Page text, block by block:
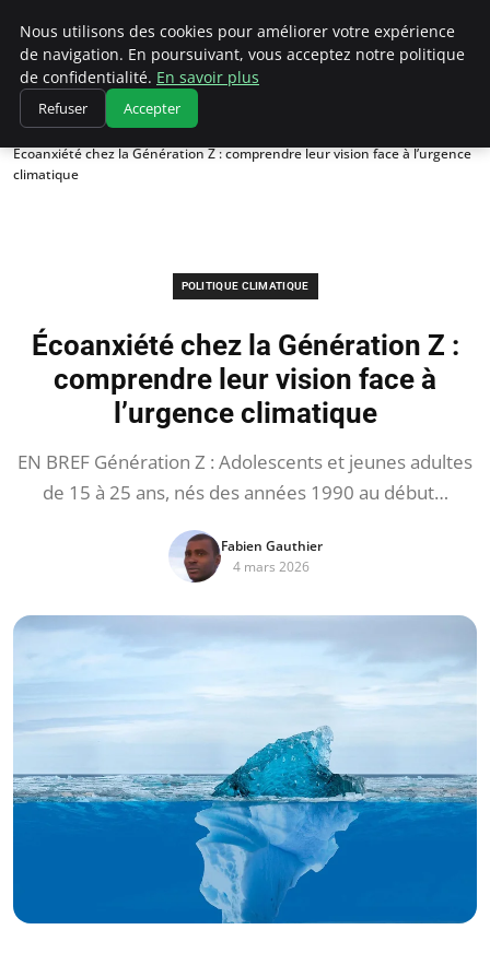
Climatedebtagents
Accueil
Politique climatique
Écoanxiété chez la Génération Z : comprendre leur vision face à l’urgence
climatique
POLITIQUE CLIMATIQUE
Écoanxiété chez la Génération Z :
comprendre leur vision face à
l’urgence climatique
EN BREF Génération Z : Adolescents et jeunes adultes
de 15 à 25 ans, nés des années 1990 au début…
Fabien Gauthier
4 mars 2026
Nous utilisons des cookies pour améliorer votre expérience
de navigation. En poursuivant, vous acceptez notre politique
de confidentialité. En savoir plus
Refuser Accepter